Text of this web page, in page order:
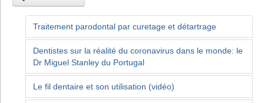
Traitement parodontal par curetage et détartrage
Dentistes sur la réalité du coronavirus dans le monde: le
Dr Miguel Stanley du Portugal
Le fil dentaire et son utilisation (vidéo)